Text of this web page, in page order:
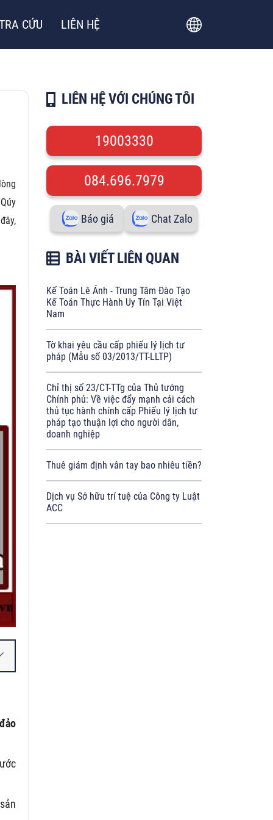
CỨU LIÊN HỆ
LIÊN HỆ VỚI CHÚNG TÔI
19003330
084.696.7979
Báo giá Chat Zalo
BÀI VIẾT LIÊN QUAN
Kế Toán Lê Ánh - Trung Tâm Đào Tạo
Kế Toán Thực Hành Uy Tín Tại Việt
Nam
Tờ khai yêu cầu cấp phiếu lý lịch tư
pháp (Mẫu số 03/2013/TT-LLTP)
Chỉ thị số 23/CT-TTg của Thủ tướng
Chính phủ: Về việc đẩy mạnh cải cách
thủ tục hành chính cấp Phiếu lý lịch tư
pháp tạo thuận lợi cho người dân,
doanh nghiệp
Thuê giám định vân tay bao nhiêu tiền?
Dịch vụ Sở hữu trí tuệ của Công ty Luật
ACC